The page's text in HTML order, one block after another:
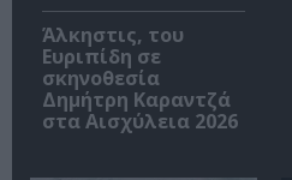
Άλκηστις, του
Ευριπίδη σε
σκηνοθεσία
Δημήτρη Καραντζά
στα Αισχύλεια 2026